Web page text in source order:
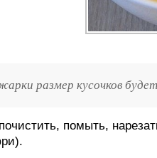
размер кусочков
помыть,